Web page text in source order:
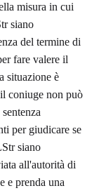
misura in cui
siano
del termine di
fare valere il
situazione è
coniuge non può
per giudicare se
siano
all'autorità di
e prenda una